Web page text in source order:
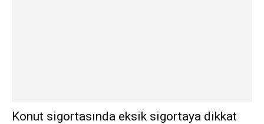
Konut sigortasında eksik sigortaya dikkat